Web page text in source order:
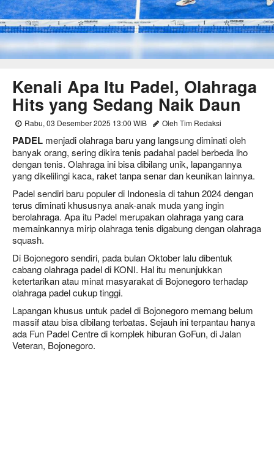
Kenali Apa Itu Padel, Olahraga
Hits yang Sedang Naik Daun
Rabu, 03 Desember 2025 13:00 WIB Oleh Tim Redaksi
PADEL menjadi olahraga baru yang langsung diminati oleh
banyak orang, sering dikira tenis padahal padel berbeda lho
dengan tenis. Olahraga ini bisa dibilang unik, lapangannya
yang dikelilingi kaca, raket tanpa senar dan keunikan lainnya.
Padel sendiri baru populer di Indonesia di tahun 2024 dengan
terus diminati khususnya anak-anak muda yang ingin
berolahraga. Apa itu Padel merupakan olahraga yang cara
memainkannya mirip olahraga tenis digabung dengan olahraga
squash.
Di Bojonegoro sendiri, pada bulan Oktober lalu dibentuk
cabang olahraga padel di KONI. Hal itu menunjukkan
ketertarikan atau minat masyarakat di Bojonegoro terhadap
olahraga padel cukup tinggi.
Lapangan khusus untuk padel di Bojonegoro memang belum
massif atau bisa dibilang terbatas. Sejauh ini terpantau hanya
ada Fun Padel Centre di komplek hiburan GoFun, di Jalan
Veteran, Bojonegoro.